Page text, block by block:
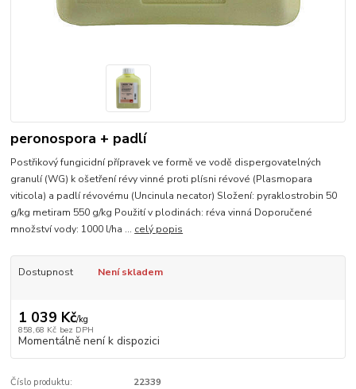
peronospora + padlí
Postřikový fungicidní přípravek ve formě ve vodě dispergovatelných
granulí (WG) k ošetření révy vinné proti plísni révové (Plasmopara
viticola) a padlí révovému (Uncinula necator) Složení: pyraklostrobin 50
g/kg metiram 550 g/kg Použití v plodinách: réva vinná Doporučené
množství vody: 1000 l/ha ... celý popis
Dostupnost Není skladem
1 039 Kč/kg
858,68 Kč bez DPH
Momentálně není k dispozici
Číslo produktu: 22339